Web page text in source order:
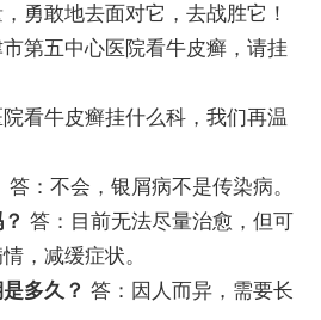
勇敢地去面对它，去战胜它！
第五中心医院看牛皮癣，请挂
看牛皮癣挂什么科，我们再温
答：不会，银屑病不是传染病。
答：目前无法尽量治愈，但可
，减缓症状。
多久？ 答：因人而异，需要长